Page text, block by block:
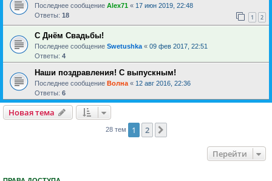
Последнее сообщение Alex71 « 17 июн 2019, 22:48
Ответы: 18 1 2
С Днём Свадьбы!
Последнее сообщение Swetushka « 09 фев 2017, 22:51
Ответы: 4
Наши поздравления! С выпускным!
Последнее сообщение Волна « 12 авг 2016, 22:36
Ответы: 6
Новая тема
28 тем 1 2
Перейти